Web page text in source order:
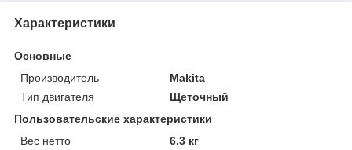
Характеристики
Основные
Производитель
Makita
Тип двигателя
Щеточный
Пользовательские характеристики
Вес нетто
6.3 кг